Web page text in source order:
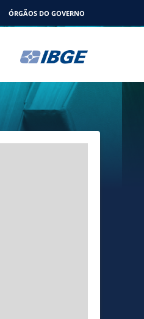
ÓRGÃOS DO GOVERNO